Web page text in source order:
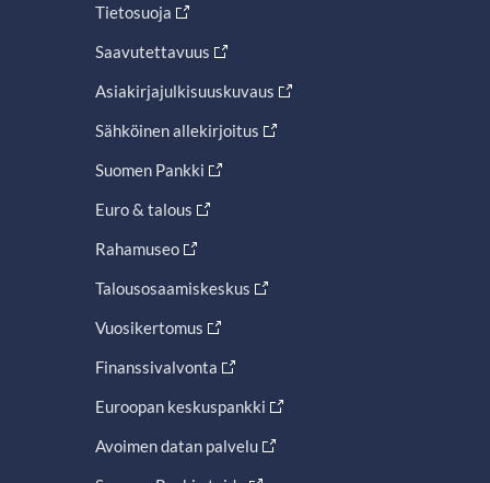
Tietosuoja
Saavutettavuus
Asiakirjajulkisuuskuvaus
Sähköinen allekirjoitus
Suomen Pankki
Euro & talous
Rahamuseo
Talousosaamiskeskus
Vuosikertomus
Finanssivalvonta
Euroopan keskuspankki
Avoimen datan palvelu